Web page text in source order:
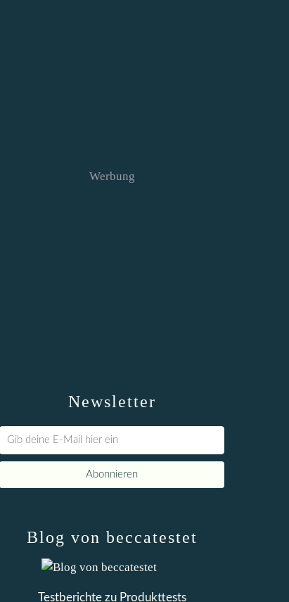
Newsletter
Werbung
Blog von beccatestet
Testberichte zu Produkttests